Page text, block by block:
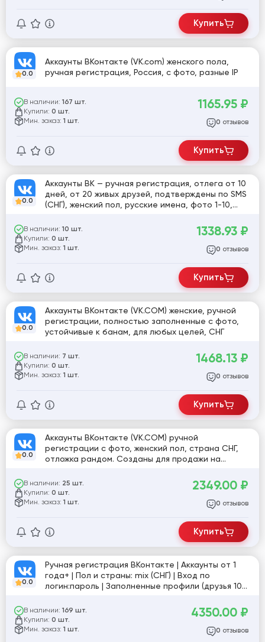
Купить
0.0
Аккаунты ВКонтакте (VK.com) женского пола,
ручная регистрация, Россия, с фото, разные IP
В наличии: 167 шт.
Купили: 0 шт.
Мин. заказ: 1 шт.
1165.95 ₽
0 отзывов
Купить
0.0
Аккаунты ВК — ручная регистрация, отлега от 10
дней, от 20 живых друзей, подтверждены по SMS
(СНГ), женский пол, русские имена, фото 1-10,
В наличии: 10 шт.
Купили: 0 шт.
Мин. заказ: 1 шт.
1338.93 ₽
0 отзывов
Купить
0.0
Аккаунты ВКонтакте (VK.COM) женские, ручной
регистрации, полностью заполненные с фото,
устойчивые к банам, для любых целей, СНГ
В наличии: 7 шт.
Купили: 0 шт.
Мин. заказ: 1 шт.
1468.13 ₽
0 отзывов
Купить
0.0
Аккаунты ВКонтакте (VK.COM) ручной
регистрации с фото, женский пол, страна СНГ,
отложка рандом. Созданы для продажи на
Германия, Колумбия, Бразилия, Испания, Кения,
Чехия) [845039]
В наличии: 25 шт.
Купили: 0 шт.
Мин. заказ: 1 шт.
2349.00 ₽
0 отзывов
Купить
0.0
Ручная регистрация ВКонтакте | Аккаунты от 1
года+ | Пол и страны: mix (СНГ) | Вход по
логин:пароль | Заполненные профили (друзья 10+,
В наличии: 169 шт.
Купили: 0 шт.
Мин. заказ: 1 шт.
4350.00 ₽
0 отзывов